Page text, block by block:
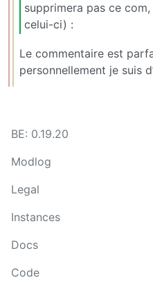
supprimera pas ce com,
celui-ci) :
Le commentaire est
personnellement je suis
BE: 0.19.20
Modlog
Legal
Instances
Docs
Code